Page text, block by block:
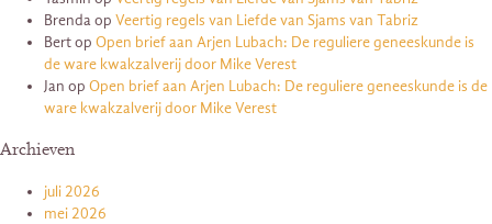
Brendaop Veertig regels van Liefde van Sjams van Tabriz
Bertop Open brief aan Arjen Lubach: De reguliere geneeskunde is
de ware kwakzalverij door Mike Verest
Jan op Open brief aan Arjen Lubach: De reguliere geneeskunde is de
ware kwakzalverij door Mike Verest
Archieven
juli 2026
mei 2026